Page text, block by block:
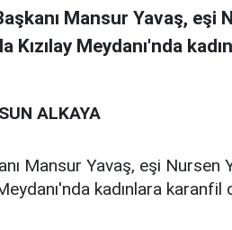
Mansur Yavaş, eşi
Kızılay Meydanı'nda
ALKAYA
Mansur Yavaş, eşi Nursen
kadınlara karanfil